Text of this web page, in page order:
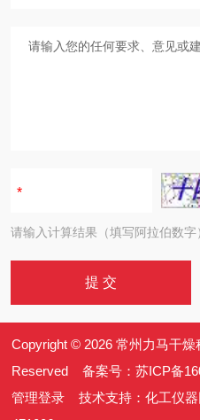
请输入计算结果（填写阿拉伯数
Copyright © 2026 常州力马干
Reserved 备案号：苏ICP备
管理登录 技术支持：化工仪